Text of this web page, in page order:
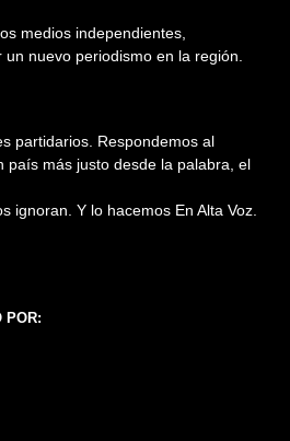
medios independientes,
nuevo periodismo en la región.
partidarios. Respondemos al
país más justo desde la palabra, el
ignoran. Y lo hacemos En Alta Voz.
POR: